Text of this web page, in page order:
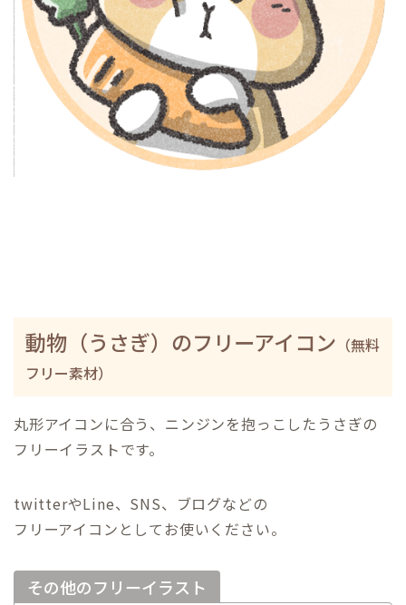
動物（うさぎ）のフリーアイコン （無料
フリー素材）
丸形アイコンに合う、ニンジンを抱っこしたうさぎの
フリーイラストです。
twitterやLine、SNS、ブログなどの
フリーアイコンとしてお使いください。
その他のフリーイラスト